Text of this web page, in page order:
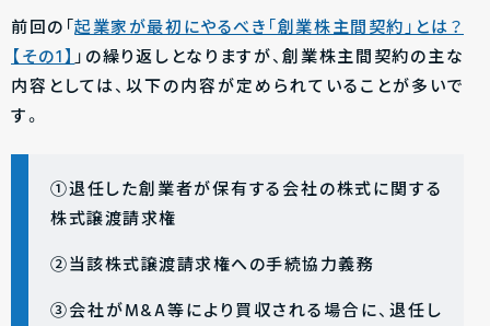
前回の「起業家が最初にやるべき「創業株主間契約」とは？
【その1】」の繰り返しとなりますが、創業株主間契約の主な
内容としては、以下の内容が定められていることが多いで
す。
①退任した創業者が保有する会社の株式に関する
株式譲渡請求権
②当該株式譲渡請求権への手続協力義務
③会社がM&A等により買収される場合に、退任し